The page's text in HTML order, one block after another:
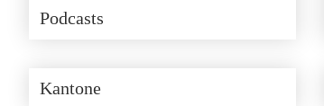
Podcasts
Kantone